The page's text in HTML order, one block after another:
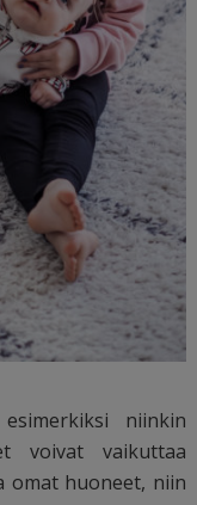
niinkin
voivat vaikuttaa
omat huoneet, niin